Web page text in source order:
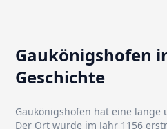
Gaukönigshofen
Geschichte
Gaukönigshofen hat eine lange
Der Ort wurde im Jahr 1156